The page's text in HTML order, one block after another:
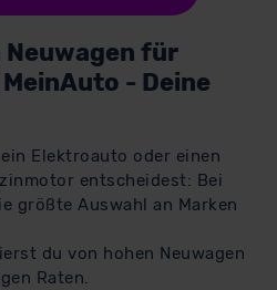
Neuwagen für
- Deine
Elektroauto oder einen
entscheidest: Bei
größte Auswahl an Marken
du von hohen Neuwagen
Raten.